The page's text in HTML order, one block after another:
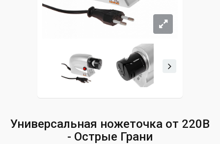
Универсальная ножеточка от 220В
- Острые Грани